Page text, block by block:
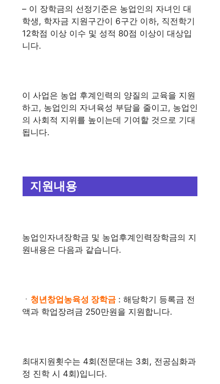
– 이 장학금의 선정기준은 농업인의 자녀인 대
학생, 학자금 지원구간이 6구간 이하, 직전학기
12학점 이상 이수 및 성적 80점 이상이 대상입
니다.
이 사업은 농업 후계인력의 양질의 교육을 지원
하고, 농업인의 자녀육성 부담을 줄이고, 농업인
의 사회적 지위를 높이는데 기여할 것으로 기대
됩니다.
지원내용
농업인자녀장학금 및 농업후계인력장학금의 지
원내용은 다음과 같습니다.
ㆍ 청년창업농육성 장학금 : 해당학기 등록금 전
액과 학업장려금 250만원을 지원합니다.
최대지원횟수는 4회(전문대는 3회, 전공심화과
정 진학 시 4회)입니다.